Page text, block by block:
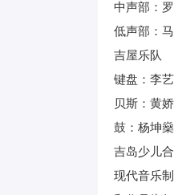
中声部：
低声部：
吉屋乐队
键盘：李艺
贝斯：黄
鼓：杨坤燊
吉岛少儿
现代音乐